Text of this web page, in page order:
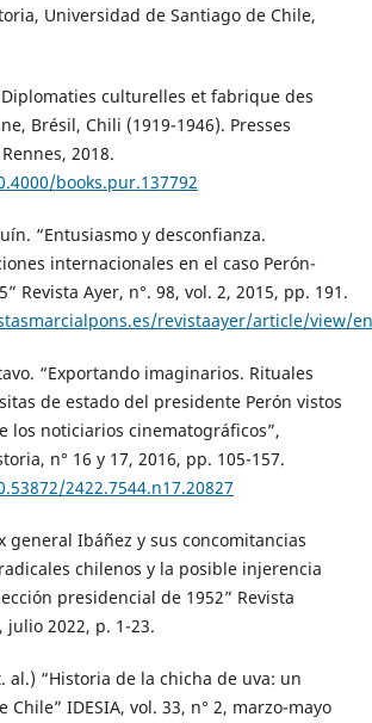
Universidad de Santiago de Chile,
culturelles et fabrique des
Brésil, Chili (1919-1946). Presses
2018.
books.pur.137792
“Entusiasmo y desconfianza.
internacionales en el caso Perón-
Revista Ayer, n°. 98, vol. 2, 2015, pp. 191.
revistaayer/article/view/
“Exportando imaginarios. Rituales
de estado del presidente Perón vistos
los noticiarios cinematográficos”,
n° 16 y 17, 2016, pp. 105-157.
2422.7544.n17.20827
general Ibáñez y sus concomitancias
chilenos y la posible injerencia
presidencial de 1952” Revista
julio 2022, p. 1-23.
al.) “Historia de la chicha de uva: un
IDESIA, vol. 33, n° 2, marzo-mayo